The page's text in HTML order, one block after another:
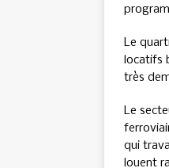
Le
locatifs
très
Le
qui
louent